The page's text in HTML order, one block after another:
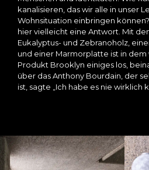
kanalisieren, das wir alle in unser
Wohnsituation einbringen
hier vielleicht eine Antwort. Mit
Eukalyptus- und Zebranoholz,
und einer Marmorplatte ist in
Produkt Brooklyn einiges los,
über das Anthony Bourdain, der
ist, sagte „Ich habe es nie wirklich